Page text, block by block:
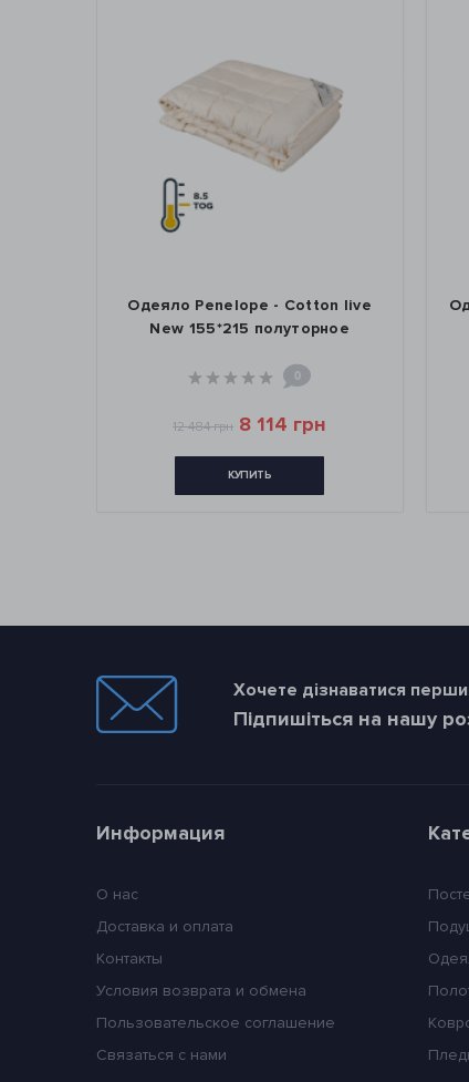
Одеяло Penelope - Cotton live
New 155*215 полуторное
0
12 484 грн 8 114 грн
КУПИТЬ
Хочете дізнаватися
Підпишіться на нашу
Информация
О нас
Доставка и оплата
Контакты
Условия возврата и обмена
Пользовательское соглашение
Связаться с нами